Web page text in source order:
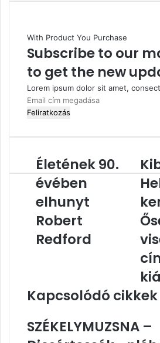
With Product You Purchase
Subscribe to our
to get the new
Lorem ipsum dolor sit amet,
Email
cím
Életének
90.
évében
elhunyt
Robert
Redford
Életének 90.
évében
elhunyt
Robert
Redford
Kibéd
-
került
az
című
Kapcsolódó cikkek
SZÉKELYMUZSNA –